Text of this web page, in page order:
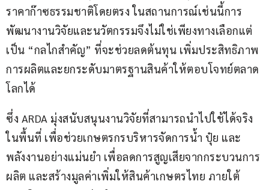
ราคาก๊าซธรรมชาติโดยตรง ในสถานการณ์เช่นนี้การ
พัฒนางานวิจัยและนวัตกรรมจึงไม่ใช่เพียงทางเลือกแต่
เป็น “กลไกสำคัญ” ที่จะช่วยลดต้นทุน เพิ่มประสิทธิภาพ
การผลิตและยกระดับมาตรฐานสินค้าให้ตอบโจทย์ตลาด
โลกได้
ซึ่ง ARDA มุ่งสนับสนุนงานวิจัยที่สามารถนำไปใช้ได้จริง
ในพื้นที่ เพื่อช่วยเกษตรกรบริหารจัดการน้ำ ปุ๋ย และ
พลังงานอย่างแม่นยำ เพื่อลดการสูญเสียจากกระบวนการ
ผลิต และสร้างมูลค่าเพิ่มให้สินค้าเกษตรไทย ภายใต้